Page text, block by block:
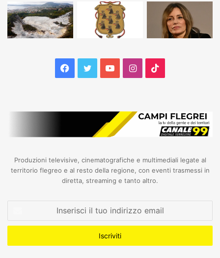
Facebook
TwitterYouTubeInstagram
Produzioni televisive, cinematografiche e multimediali legate al
territorio flegreo e al resto della regione, con eventi trasmessi in
diretta, streaming e tanto altro.
tuo
email